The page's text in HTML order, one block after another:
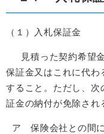
（１）入札保証金
見積った契約希望金
保証金又はこれに代わ
すること。ただし、次
証金の納付が免除され
ア 保険会社との間